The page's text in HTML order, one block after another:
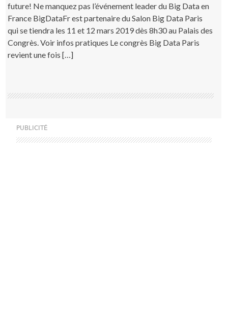
future! Ne manquez pas l’événement leader du Big Data en
France BigDataFr est partenaire du Salon Big Data Paris
qui se tiendra les 11 et 12 mars 2019 dès 8h30 au Palais des
Congrès. Voir infos pratiques Le congrès Big Data Paris
revient une fois […]
PUBLICITÉ